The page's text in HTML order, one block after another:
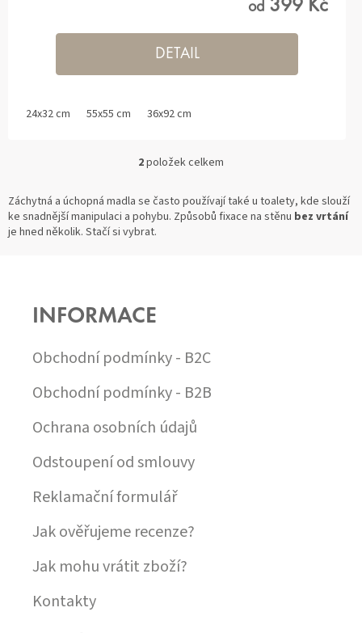
od 399 Kč
DETAIL
24x32 cm 55x55 cm 36x92 cm
O
L
Á
Y
Ý
P
S
2položek celkem
Záchytná a úchopná madla se často používají také u toalety, kde slouží
ke snadnější manipulaci a pohybu. Způsobů fixace na stěnu bez vrtání
je hned několik. Stačí si vybrat.
INFORMACE
Obchodní podmínky - B2C
Obchodní podmínky - B2B
Ochrana osobních údajů
Odstoupení od smlouvy
Reklamační formulář
Jak ověřujeme recenze?
Jak mohu vrátit zboží?
Kontakty